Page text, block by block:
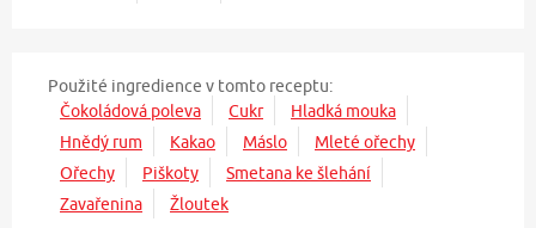
Použité ingredience v tomto receptu:
Čokoládová poleva
Cukr
Hladká mouka
Hnědý rum
Kakao Máslo
Mleté ořechy
Ořechy
Piškoty
Smetana ke šlehání
Zavařenina
Žloutek